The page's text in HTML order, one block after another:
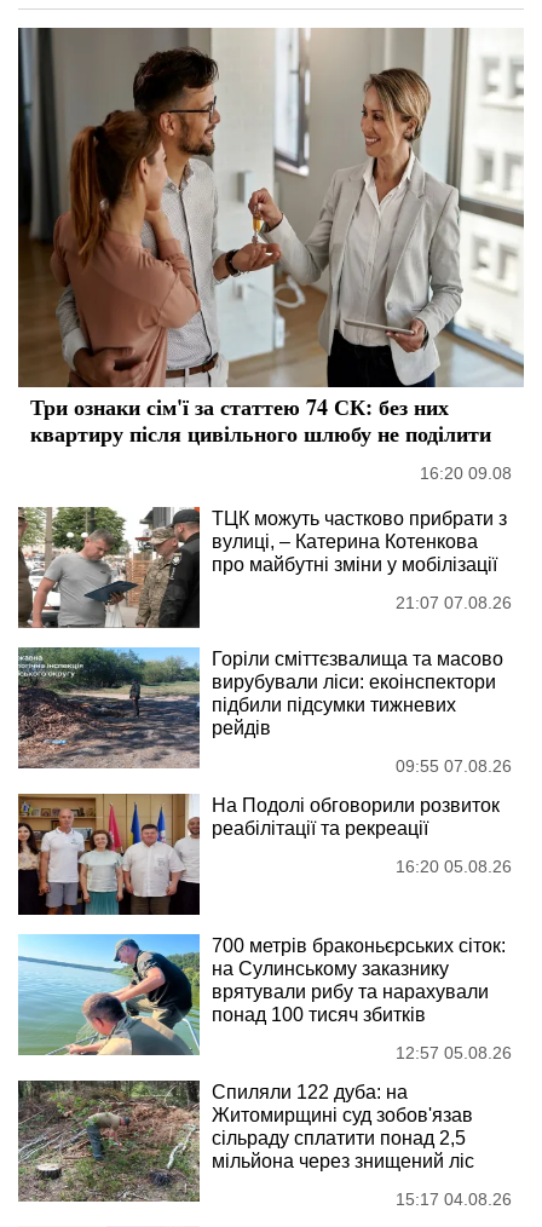
Три ознаки сім'ї за статтею 74 СК: без них
квартиру після цивільного шлюбу не поділити
16:20 09.08
ТЦК можуть частково прибрати з
вулиці, – Катерина Котенкова
про майбутні зміни у мобілізації
21:07 07.08.26
Горіли сміттєзвалища та масово
вирубували ліси: екоінспектори
підбили підсумки тижневих
рейдів
09:55 07.08.26
На Подолі обговорили розвиток
реабілітації та рекреації
16:20 05.08.26
700 метрів браконьєрських сіток:
на Сулинському заказнику
врятували рибу та нарахували
понад 100 тисяч збитків
12:57 05.08.26
Спиляли 122 дуба: на
Житомирщині суд зобов'язав
сільраду сплатити понад 2,5
мільйона через знищений ліс
15:17 04.08.26